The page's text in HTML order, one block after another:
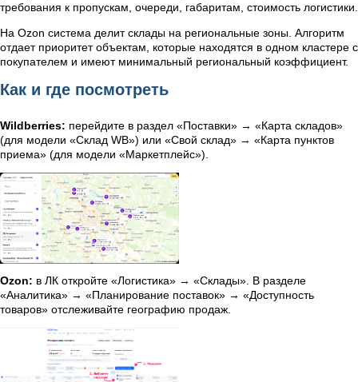
требования к пропускам, очереди, габаритам, стоимость логистики.
На Ozon система делит склады на региональные зоны. Алгоритм
отдает приоритет объектам, которые находятся в одном кластере с
покупателем и имеют минимальный региональный коэффициент.
Как и где посмотреть
Wildberries: перейдите в раздел «Поставки» → «Карта складов»
(для модели «Склад WB») или «Свой склад» → «Карта пунктов
приема» (для модели «Маркетплейс»).
Ozon: в ЛК откройте «Логистика» → «Склады». В разделе
«Аналитика» → «Планирование поставок» → «Доступность
товаров» отслеживайте географию продаж.